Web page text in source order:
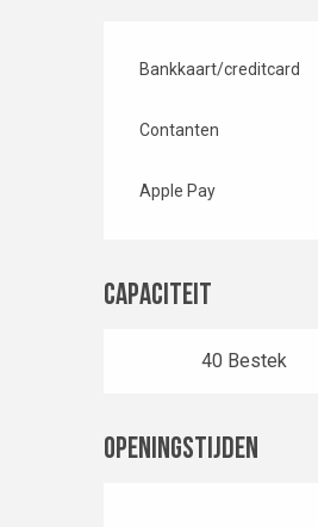
Bankkaart/creditcard
Contanten
Apple Pay
Capaciteit
40 Bestek
Openingstijden